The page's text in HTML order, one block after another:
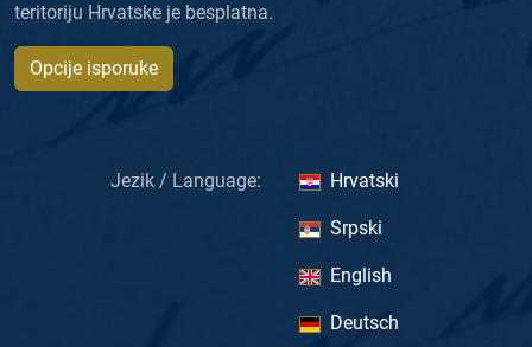
teritoriju Hrvatske je besplatna.
Opcije isporuke
Jezik / Language: Hrvatski
Srpski
English
Deutsch